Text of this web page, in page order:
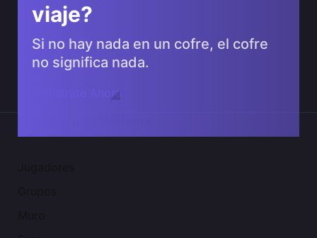
viaje?
Si no hay nada en un cofre, el cofre
no significa nada.
Regístrate Ahora